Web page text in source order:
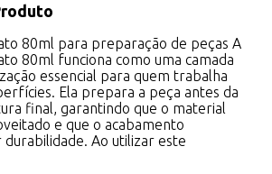
80ml para preparação de peças A
80ml funciona como uma camada
essencial para quem trabalha
Ela prepara a peça antes da
final, garantindo que o material
e que o acabamento
Ao utilizar este